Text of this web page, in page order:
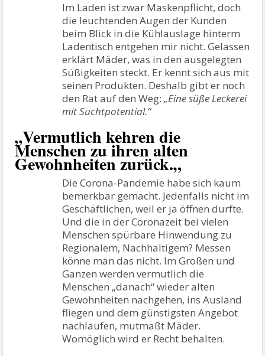
Im Laden ist zwar Maskenpflicht, doch
die leuchtenden Augen der Kunden
beim Blick in die Kühlauslage hinterm
Ladentisch entgehen mir nicht. Gelassen
erklärt Mäder, was in den ausgelegten
Süßigkeiten steckt. Er kennt sich aus mit
seinen Produkten. Deshalb gibt er noch
den Rat auf den Weg:„Eine süße Leckerei
mit Suchtpotential.“
„Vermutlich kehren die
Menschen zu ihren alten
Gewohnheiten zurück.„
Die Corona-Pandemie habe sich kaum
bemerkbar gemacht. Jedenfalls nicht im
Geschäftlichen, weil er ja öffnen durfte.
Und die in der Coronazeit bei vielen
Menschen spürbare Hinwendung zu
Regionalem, Nachhaltigem? Messen
könne man das nicht. Im Großen und
Ganzen werden vermutlich die
Menschen „danach“ wieder alten
Gewohnheiten nachgehen, ins Ausland
fliegen und dem günstigsten Angebot
nachlaufen, mutmaßt Mäder.
Womöglich wird er Recht behalten.